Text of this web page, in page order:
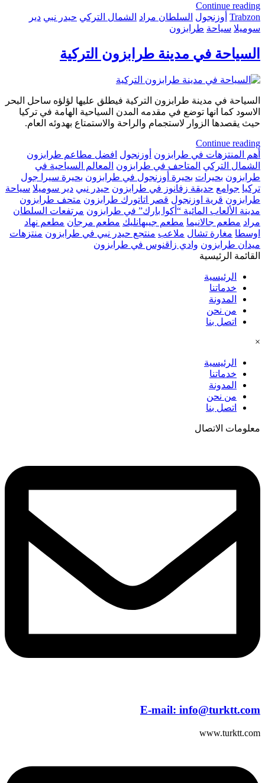
Continue reading
Trabzon أوزنجول السلطان مراد الشمال التركي حيدر نبي دير
سوميلا سياحة طرابزون
السياحة في مدينة طرابزون التركية
السياحة في مدينة طرابزون التركية فيطلق عليها لؤلؤه ساحل البحر
الاسود كما انها توضع في مقدمه المدن السياحية الهامة في تركيا
حيث يقصدها الزوار لاستجمام والراحة والاستمتاع بهدوئه العام.
Continue reading
أهم المنتزهات في طرابزون أوزنجول افضل مطاعم طرابزون
الشمال التركي المتاحف في طرابزون المعالم السياحية في
طرابزون بحيرات بحيرة أوزنجول في طرابزون بحيرة سيرا جول
تركيا جوامع حديقة زفانوز في طرابزون حيدر نبي دير سوميلا سياحة
طرابزون قرية اوزنجول قصر اتاتورك طرابزون متحف طرابزون
مدينة الألعاب المائية “أكوا بارك” في طرابزون مرتفعات السلطان
مراد مطعم جالانيما مطعم جيبهانليك مطعم مرجان مطعم نهاد
اوسطا مغارة تشال ملاعب منتجع حيدر نبي في طرابزون منتزهات
ميدان طرابزون وادي زاقنوس في طرابزون
القائمة الرئيسية
الرئيسية
خدماتنا
المدونة
من نحن
اتصل بنا
×
الرئيسية
خدماتنا
المدونة
من نحن
اتصل بنا
معلومات الاتصال
E-mail: info@turktt.com
www.turktt.com